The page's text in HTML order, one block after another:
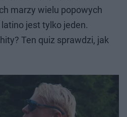
marzy wielu popowych
jest tylko jeden.
Ten quiz sprawdzi, jak